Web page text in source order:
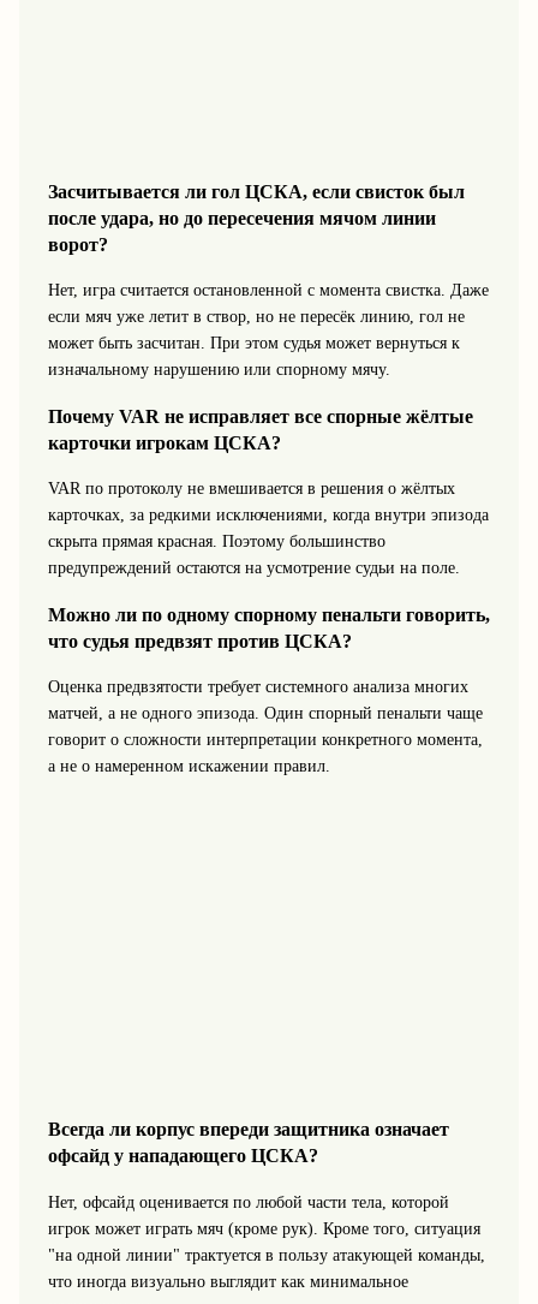
Засчитывается ли гол ЦСКА, если свисток был
после удара, но до пересечения мячом линии
ворот?
Нет, игра считается остановленной с момента свистка. Даже
если мяч уже летит в створ, но не пересёк линию, гол не
может быть засчитан. При этом судья может вернуться к
изначальному нарушению или спорному мячу.
Почему VAR не исправляет все спорные жёлтые
карточки игрокам ЦСКА?
VAR по протоколу не вмешивается в решения о жёлтых
карточках, за редкими исключениями, когда внутри эпизода
скрыта прямая красная. Поэтому большинство
предупреждений остаются на усмотрение судьи на поле.
Можно ли по одному спорному пенальти говорить,
что судья предвзят против ЦСКА?
Оценка предвзятости требует системного анализа многих
матчей, а не одного эпизода. Один спорный пенальти чаще
говорит о сложности интерпретации конкретного момента,
а не о намеренном искажении правил.
Всегда ли корпус впереди защитника означает
офсайд у нападающего ЦСКА?
Нет, офсайд оценивается по любой части тела, которой
игрок может играть мяч (кроме рук). Кроме того, ситуация
"на одной линии" трактуется в пользу атакующей команды,
что иногда визуально выглядит как минимальное